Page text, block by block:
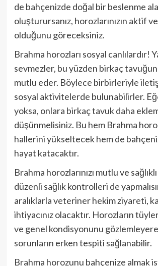
de bahçenizde doğal bir beslenme
oluşturursanız, horozlarınızın aktif
olduğunu göreceksiniz.
Brahma horozları sosyal canlılardır!
sevmezler, bu yüzden birkaç tavuğun
mutlu eder. Böylece birbirleriyle
sosyal aktivitelerde bulunabilirler.
yoksa, onlara birkaç tavuk daha
düşünmelisiniz. Bu hem Brahma
hallerini yükseltecek hem de
hayat katacaktır.
Brahma horozlarınızı mutlu ve
düzenli sağlık kontrolleri de
aralıklarla veteriner hekim ziyareti,
ihtiyacınız olacaktır. Horozların
ve genel kondisyonunu
sorunların erken tespiti sağlanabilir.
Brahma horozunu bahçenize almak